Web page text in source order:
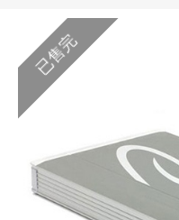
已售完